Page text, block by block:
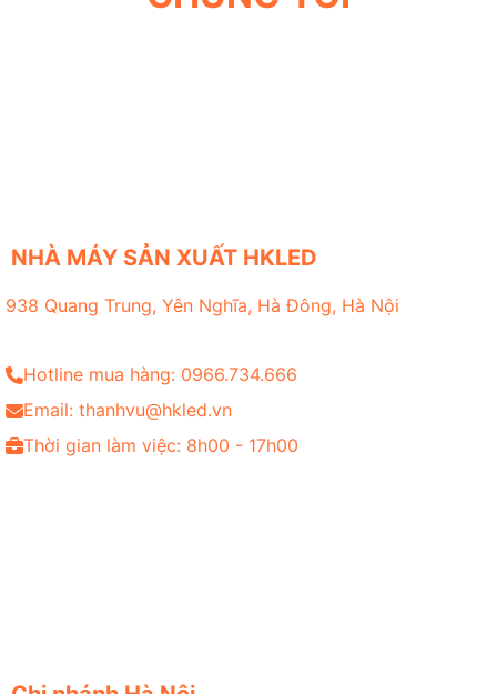
NHÀ MÁY SẢN XUẤT HKLED
938 Quang Trung, Yên Nghĩa, Hà Đông, Hà Nội
Hotline mua hàng: 0966.734.666
Email: thanhvu@hkled.vn
Thời gian làm việc: 8h00 - 17h00